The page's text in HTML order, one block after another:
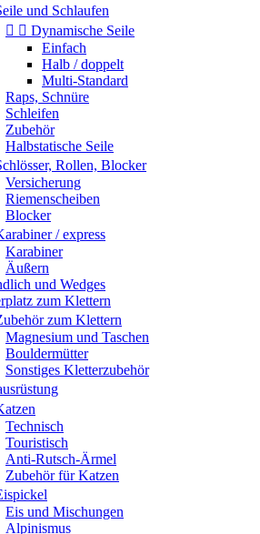
und Schlaufen
  Dynamische Seile
Einfach
Halb / doppelt
Multi-Standard
Raps, Schnüre
Schleifen
Zubehör
Halbstatische Seile
Rollen, Blocker
Versicherung
Riemenscheiben
Blocker
/ express
Karabiner
Äußern
und Wedges
zum Klettern
zum Klettern
Magnesium und Taschen
Bouldermütter
Sonstiges Kletterzubehör
Technisch
Touristisch
Anti-Rutsch-Ärmel
Zubehör für Katzen
Eis und Mischungen
Alpinismus